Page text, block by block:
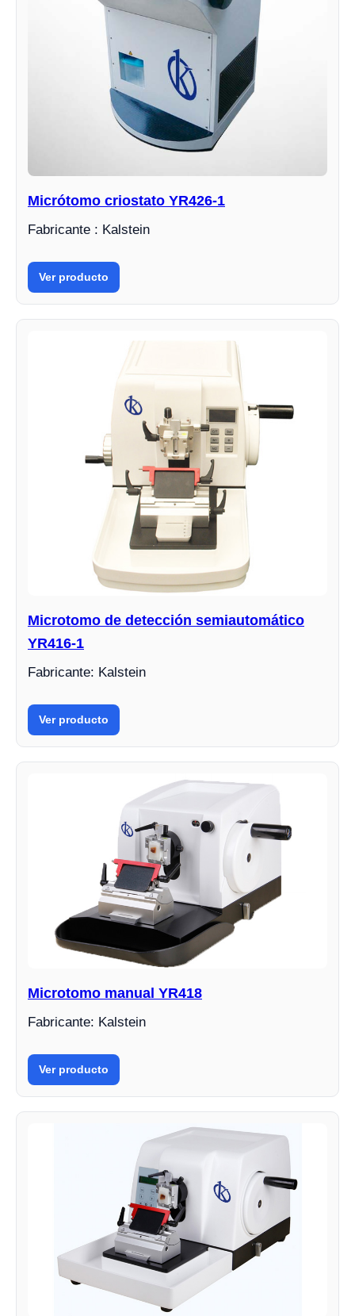
Micrótomo criostato YR426-1
Fabricante : Kalstein
Ver producto
Microtomo de detección semiautomático
YR416-1
Fabricante: Kalstein
Ver producto
Microtomo manual YR418
Fabricante: Kalstein
Ver producto